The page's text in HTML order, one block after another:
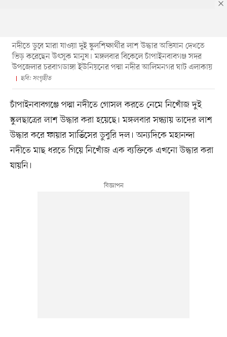
নদীতে ডুবে মারা যাওয়া দুই স্কুলশিক্ষার্থীর লাশ উদ্ধার অভিযান দেখতে
ভিড় করেছেন উৎসুক মানুষ। মঙ্গলবার বিকেলে চাঁপাইনবাবগঞ্জ সদর
উপজেলার চরবাগডাঙ্গা ইউনিয়নের পদ্মা নদীর আলিমনগর ঘাট এলাকায়
ছবি: সংগৃহীত
চাঁপাইনবাবগঞ্জে পদ্মা নদীতে গোসল করতে নেমে নিখোঁজ দুই
স্কুলছাত্রের লাশ উদ্ধার করা হয়েছে। মঙ্গলবার সন্ধ্যায় তাদের লাশ
উদ্ধার করে ফায়ার সার্ভিসের ডুবুরি দল। অন্যদিকে মহানন্দা
নদীতে মাছ ধরতে গিয়ে নিখোঁজ এক ব্যক্তিকে এখনো উদ্ধার করা
যায়নি।